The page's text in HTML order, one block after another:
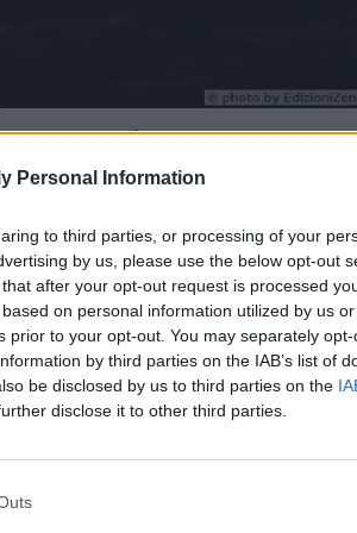
Personal Information
to third parties, or processing of your
by us, please use the below opt-out
after your opt-out request is processed
on personal information utilized by us
prior to your opt-out. You may separately
by third parties on the IAB’s list of
be disclosed by us to third parties on the
disclose it to other third parties.
e dal profumo di questa generosa
quello preferito dagli italiani e gli
e le torte.
in casa era già in atto da tempo e
settimana. Ora la grande disponibilità
impulso in questa direzione.
in cucina
la porchetta che è d’obbligo
utile ricordare che questa erba aromatica
i piccoli problemi di tutti i giorni: è